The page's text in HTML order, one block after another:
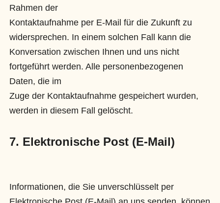
Rahmen der
Kontaktaufnahme per E-Mail für die Zukunft zu
widersprechen. In einem solchen Fall kann die
Konversation zwischen Ihnen und uns nicht
fortgeführt werden. Alle personenbezogenen
Daten, die im
Zuge der Kontaktaufnahme gespeichert wurden,
werden in diesem Fall gelöscht.
7. Elektronische Post (E-Mail)
Informationen, die Sie unverschlüsselt per